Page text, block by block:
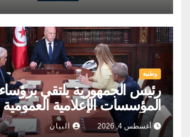
وطنية
رئيس الجمهورية يلتقي
المؤسسات الإعلامية العمومية
أغسطس 4, 2026 البيان